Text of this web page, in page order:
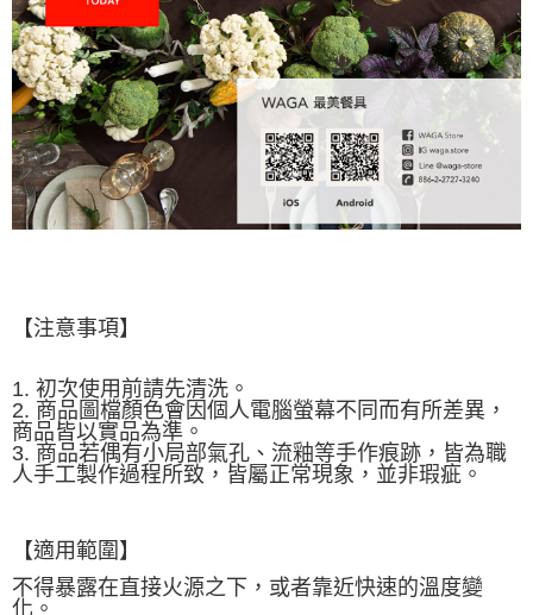
【注意事項】
1. 初次使用前請先清洗。
2. 商品圖檔顏色會因個人電腦螢幕不同而有所差異，
商品皆以實品為準。
3. 商品若偶有小局部氣孔、流釉等手作痕跡，皆為職
人手工製作過程所致，皆屬正常現象，並非瑕疵。
【適用範圍】
不得暴露在直接火源之下，或者靠近快速的溫度變
化。